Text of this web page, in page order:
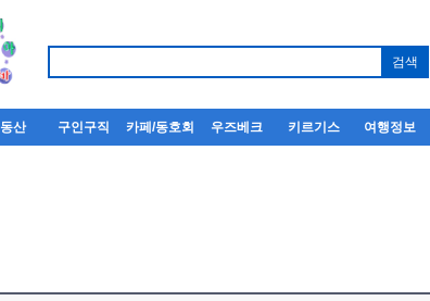
산 구인구직 카페/동호회 우즈베크 키르기스 여행정보